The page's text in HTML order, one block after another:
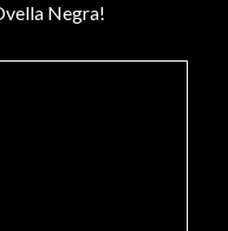
Negra!